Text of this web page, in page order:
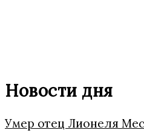
Новости дня
Умер отец Лионеля